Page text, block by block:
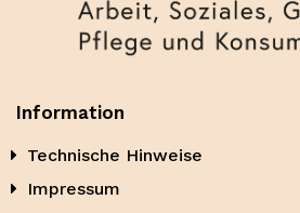
Information
Technische Hinweise
Impressum